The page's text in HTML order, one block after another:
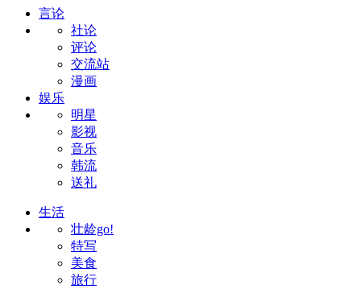
言论
社论
评论
交流站
漫画
娱乐
明星
影视
音乐
韩流
送礼
生活
壮龄go!
特写
美食
旅行